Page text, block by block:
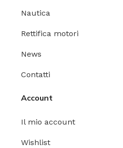
Nautica
Rettifica motori
News
Contatti
Account
Il mio account
Wishlist